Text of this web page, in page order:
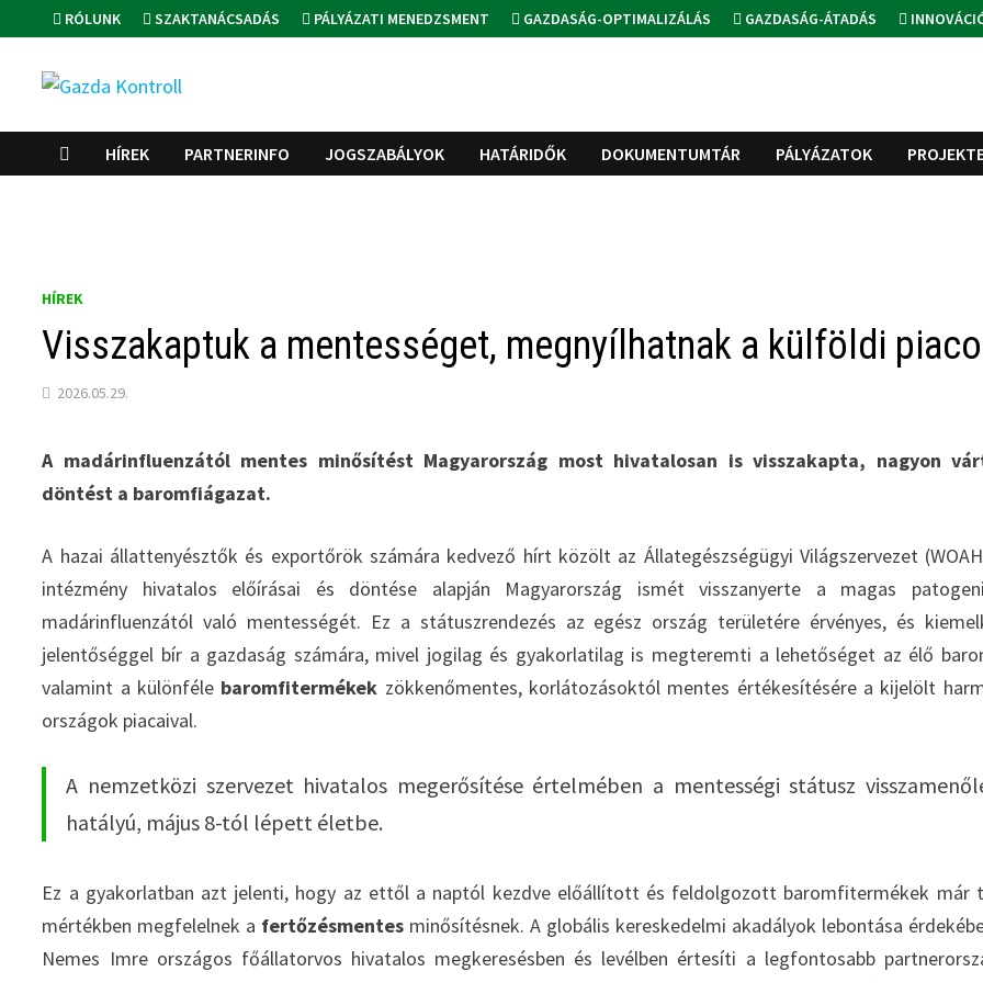
to
content
RÓLUNK SZAKTANÁCSADÁS PÁLYÁZATI MENEDZSMENT GAZDASÁG-OPTIMALIZÁLÁS GAZDASÁG-ÁTADÁS
HÍREK PARTNERINFO JOGSZABÁLYOK HATÁRIDŐK DOKUMENTUMTÁR PÁLYÁZATOK
HÍREK
Visszakaptuk a mentességet, megnyílhatnak a külföldi
2026.05.29.
A madárinfluenzától mentes minősítést Magyarország most hivatalosan is visszakapta, nagyon
döntést a baromfiágazat.
A hazai állattenyésztők és exportőrök számára kedvező hírt közölt az Állategészségügyi Világszervezet
intézmény hivatalos előírásai és döntése alapján Magyarország ismét visszanyerte a magas
madárinfluenzától való mentességét. Ez a státuszrendezés az egész ország területére érvényes, és
jelentőséggel bír a gazdaság számára, mivel jogilag és gyakorlatilag is megteremti a lehetőséget az élő
valamint a különféle baromfitermékek zökkenőmentes, korlátozásoktól mentes értékesítésére a kijelölt
országok piacaival.
A nemzetközi szervezet hivatalos megerősítése értelmében a mentességi státusz
hatályú, május 8-tól lépett életbe.
Ez a gyakorlatban azt jelenti, hogy az ettől a naptól kezdve előállított és feldolgozott baromfitermékek már
mértékben megfelelnek a fertőzésmentes minősítésnek. A globális kereskedelmi akadályok lebontása
Nemes Imre országos főállatorvos hivatalos megkeresésben és levélben értesíti a legfontosabb